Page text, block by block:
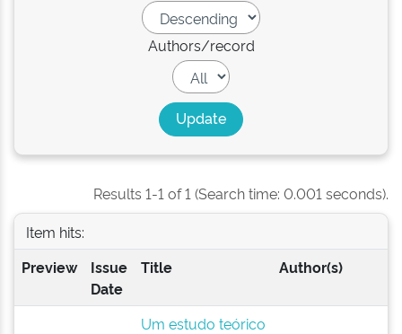
Authors/record
Results 1-1 of 1 (Search time: 0.001 seconds).
Item hits:
Preview
Issue
Date
Title Author(s)
Um estudo teórico